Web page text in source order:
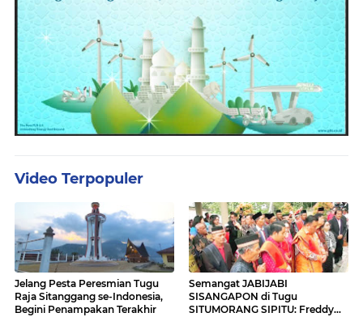
Video Terpopuler
Jelang Pesta Peresmian Tugu
Raja Sitanggang se-Indonesia,
Begini Penampakan Terakhir
Semangat JABIJABI
SISANGAPON di Tugu
SITUMORANG SIPITU: Freddy